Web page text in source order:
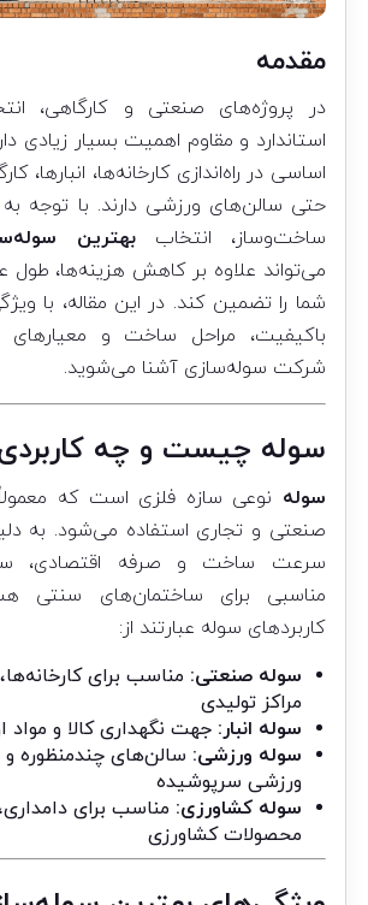
مقدمه
در پروژه‌های صنعتی و کارگاهی،
استاندارد و مقاوم اهمیت بسیار زیادی
اساسی در راه‌اندازی کارخانه‌ها، انبارها،
حتی سالن‌های ورزشی دارند. با توجه به
ساخت‌وساز، انتخاببهترین
می‌تواند علاوه بر کاهش هزینه‌ها، طول
شما را تضمین کند. در این مقاله، با
باکیفیت، مراحل ساخت و معیارهای
شرکت سوله‌سازیآشنا می‌شوید.
سوله چیست و چه کاربردی
سوله نوعی سازه فلزی است که
صنعتی و تجاری استفاده می‌شود. به
سرعت ساخت و صرفه اقتصادی،
مناسبی برای ساختمان‌های سنتی
کاربردهای سوله عبارتند از:
سوله صنعتی: مناسب برای
مراکز تولیدی
سوله انبار: جهت نگهداری کالا و مواد
سوله ورزشی: سالن‌های چندمنظوره
ورزشی سرپوشیده
سوله کشاورزی: مناسب برای دامداری،
محصولات کشاورزی